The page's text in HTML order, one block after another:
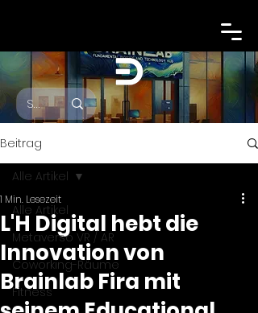
Beitrag
Alle Artikel
Metaverso VR / AR
Coworking-Räume
Fitness
Alle Artikel
L'H Digital hebt die
Innovation von
Brainlab Fira mit
1 Min. Lesezeit